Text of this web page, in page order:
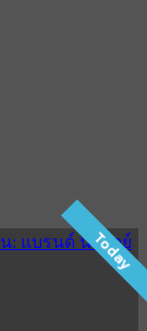
Today